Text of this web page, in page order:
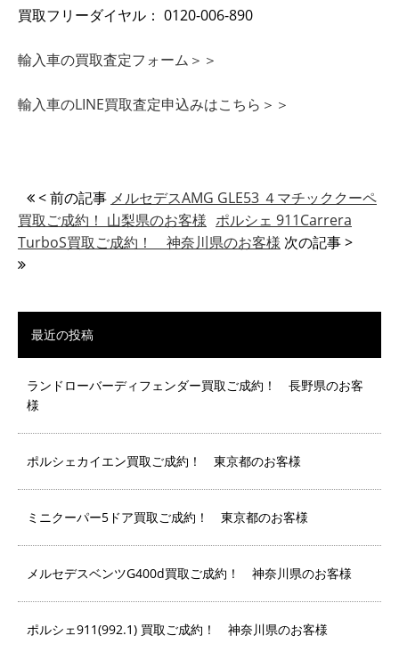
買取フリーダイヤル： 0120-006-890
輸入車の買取査定フォーム＞＞
輸入車のLINE買取査定申込みはこちら＞＞
< 前の記事 メルセデスAMG GLE53 ４マチッククーペ
買取ご成約！ 山梨県のお客様 ポルシェ 911Carrera
TurboS買取ご成約！ 神奈川県のお客様 次の記事 >
最近の投稿
ランドローバーディフェンダー買取ご成約！ 長野県のお客
様
ポルシェカイエン買取ご成約！ 東京都のお客様
ミニクーパー5ドア買取ご成約！ 東京都のお客様
メルセデスベンツG400d買取ご成約！ 神奈川県のお客様
ポルシェ911(992.1) 買取ご成約！ 神奈川県のお客様